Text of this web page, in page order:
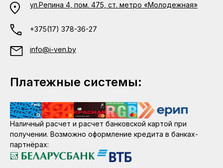
ул.Репина 4, пом. 475, ст. метро «Молодежная»
+375(17) 378-36-27
info@i-ven.by
Платежные системы:
Наличный расчет и расчет банковской картой при
получении. Возможно оформление кредита в банках-
партнёрах: